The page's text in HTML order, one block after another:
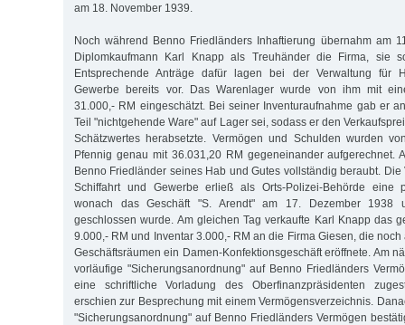
am 18. November 1939.
Noch während Benno Friedländers Inhaftierung übernahm am
Diplomkaufmann Karl Knapp als Treuhänder die Firma, sie
Entsprechende Anträge dafür lagen bei der Verwaltung für
Gewerbe bereits vor. Das Warenlager wurde von ihm mit
31.000,- RM eingeschätzt. Bei seiner Inventuraufnahme gab er
Teil "nichtgehende Ware" auf Lager sei, sodass er den
Schätzwertes herabsetzte. Vermögen und Schulden wurden
Pfennig genau mit 36.031,20 RM gegeneinander aufgerechnet.
Benno Friedländer seines Hab und Gutes vollständig beraubt. Die
Schiffahrt und Gewerbe erließ als Orts-Polizei-Behörde eine
wonach das Geschäft "S. Arendt" am 17. Dezember 1938
geschlossen wurde. Am gleichen Tag verkaufte Karl Knapp das
9.000,- RM und Inventar 3.000,- RM an die Firma Giesen, die
Geschäftsräumen ein Damen-Konfektionsgeschäft eröffnete. Am
vorläufige "Sicherungsanordnung" auf Benno Friedländers
eine schriftliche Vorladung des Oberfinanzpräsidenten
erschien zur Besprechung mit einem Vermögensverzeichnis.
"Sicherungsanordnung" auf Benno Friedländers Vermögen